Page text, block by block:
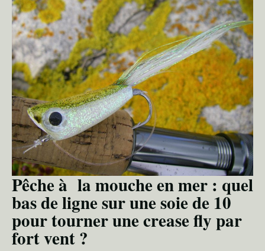
Pêche à la mouche en mer : quel
bas de ligne sur une soie de 10
pour tourner une crease fly par
fort vent ?